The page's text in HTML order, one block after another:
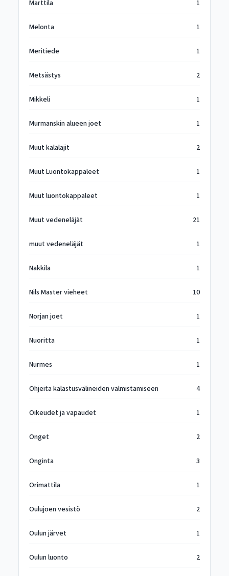
Marttila 1
Melonta 1
Meritiede 1
Metsästys 2
Mikkeli 1
Murmanskin alueen joet 1
Muut kalalajit 2
Muut Luontokappaleet 1
Muut luontokappaleet 1
Muut vedeneläjät 21
muut vedeneläjät 1
Nakkila 1
Nils Master vieheet 10
Norjan joet 1
Nuoritta 1
Nurmes 1
Ohjeita kalastusvälineiden valmistamiseen 4
Oikeudet ja vapaudet 1
Onget 2
Onginta 3
Orimattila 1
Oulujoen vesistö 2
Oulun järvet 1
Oulun luonto 2